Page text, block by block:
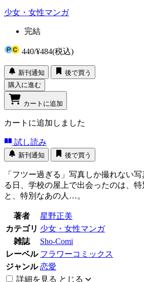
少女・女性マンガ
完結
440/¥484(税込)
新刊通知
後で買う
購入に進む
カートに追加
カートに追加しました
試し読み
新刊通知 後で買う
「フツー過ぎる」写真しか撮れない
る日、学校の屋上で出会ったのは、
と、特別なあの人…。
著者
星野正美
カテゴリ 少女・女性マンガ
雑誌
Sho-Comi
レーベル フラワーコミックス
ジャンル 恋愛
詳細を見る とじる